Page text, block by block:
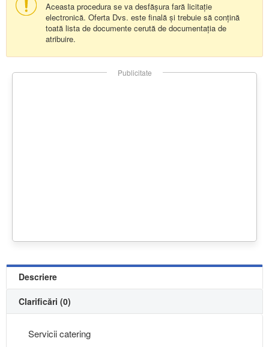
Aceasta procedura se va desfășura fară licitație
electronică. Oferta Dvs. este finală și trebuie să conțină
toată lista de documente cerută de documentația de
atribuire.
Publicitate
Descriere
Clarificări (0)
Servicii catering